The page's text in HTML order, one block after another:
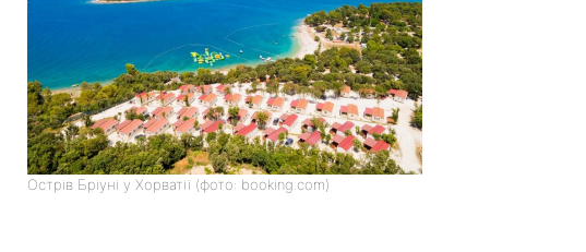
Острів Бріуні у Хорватії (фото: booking.com)